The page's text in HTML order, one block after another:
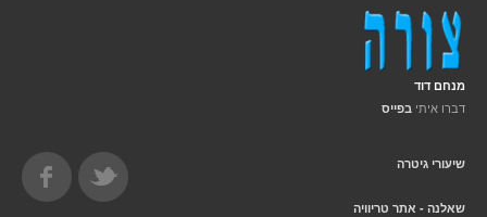
מנחם דוד
דברו איתי בפייס
שיעורי גיטרה
שאלנה - אתר טריוויה